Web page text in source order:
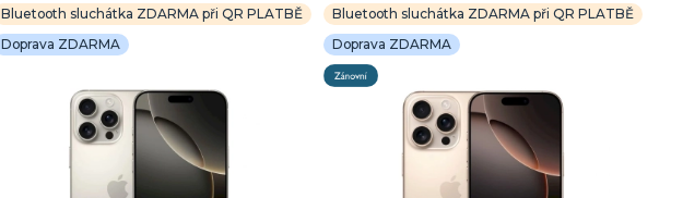
Bluetooth sluchátka ZDARMA při QR PLATBĚ
Doprava ZDARMA
Bluetooth sluchátka ZDARMA při QR PLATBĚ
Doprava ZDARMA